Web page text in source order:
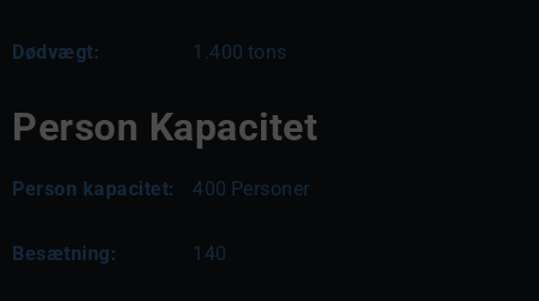
Dødvægt: 1.400 tons
Person Kapacitet
Person kapacitet: 400 Personer
Besætning: 140